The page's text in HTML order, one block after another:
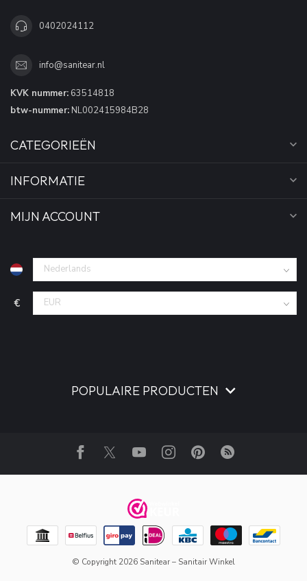
0402024112
info@sanitear.nl
KVK nummer: 63514818
btw-nummer: NL002415984B28
CATEGORIEËN
INFORMATIE
MIJN ACCOUNT
€
POPULAIRE PRODUCTEN
© Copyright 2026 Sanitear – Sanitair Winkel